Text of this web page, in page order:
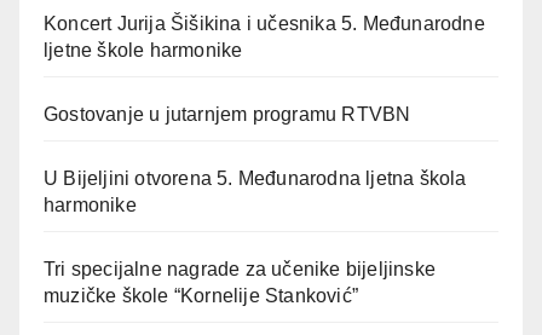
Koncert Jurija Šišikina i učesnika 5. Međunarodne
ljetne škole harmonike
Gostovanje u jutarnjem programu RTVBN
U Bijeljini otvorena 5. Međunarodna ljetna škola
harmonike
Tri specijalne nagrade za učenike bijeljinske
muzičke škole “Kornelije Stanković”